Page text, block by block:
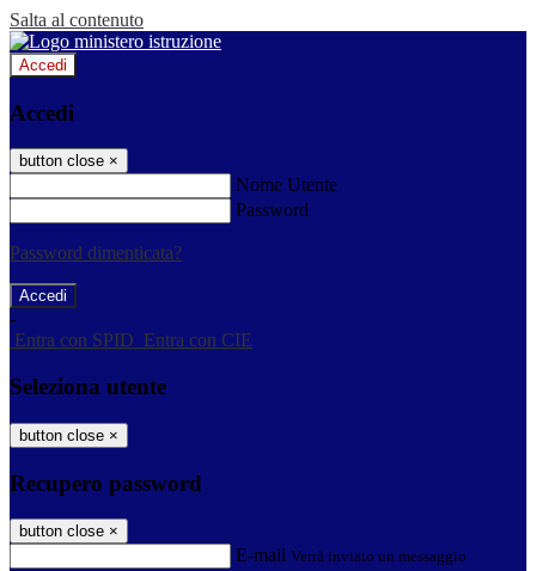
Salta al contenuto
Accedi
Accedi
button close ×
Nome Utente
Password
Password dimenticata?
-
Entra con SPID Entra con CIE
Seleziona utente
button close ×
Recupero password
button close ×
E-mail Verrà inviato un messaggio